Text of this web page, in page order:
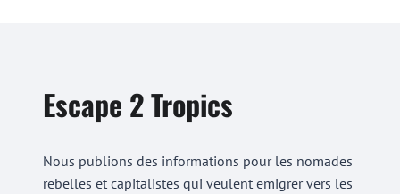
Escape 2 Tropics
Nous publions des informations pour les nomades
rebelles et capitalistes qui veulent emigrer vers les